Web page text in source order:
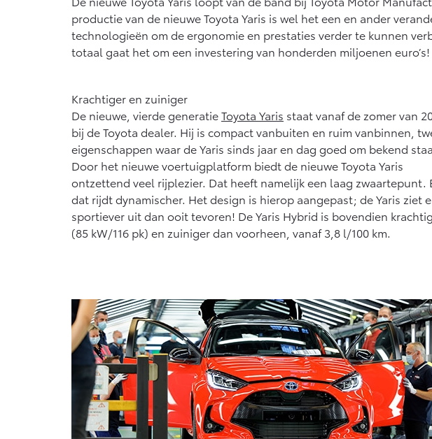
Vanaf € 76.695,- Vanaf € 27.945,-
Proace Max (excl.
BTW)
OOK ALS BATTERIJ-
Vanaf € 46.301,-
Hilux (excl. BTW)
OOK ALS BATTERIJ-
ELEKTRISCH
Vanaf € 56.570,-
productie van de nieuwe Toyota Yaris is wel het een en ander
technologieën om de ergonomie en prestaties verder te kunnen
totaal gaat het om een investering van honderden miljoenen euro’s!
Krachtiger en zuiniger
De nieuwe, vierde generatieToyota Yaris staat vanaf de zomer van
bij de Toyota dealer. Hij is compact vanbuiten en ruim vanbinnen,
eigenschappen waar de Yaris sinds jaar en dag goed om bekend
Door het nieuwe voertuigplatform biedt de nieuwe Toyota Yaris
ontzettend veel rijplezier. Dat heeft namelijk een laag zwaartepunt.
dat rijdt dynamischer. Het design is hierop aangepast; de Yaris ziet
sportiever uit dan ooit tevoren! De Yaris Hybrid is bovendien
(85 kW/116 pk) en zuiniger dan voorheen, vanaf 3,8 l/100 km.